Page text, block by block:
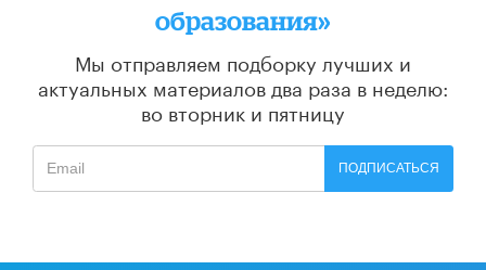
образования»
Мы отправляем подборку лучших и
актуальных материалов два раза в неделю:
во вторник и пятницу
ПОДПИСАТЬСЯ